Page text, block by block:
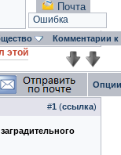
Почта
Ошибка
Комментарии
этой
#1 (ссылка)